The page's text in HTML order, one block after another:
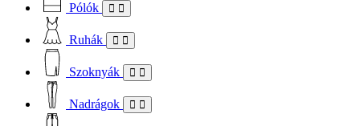
Pólók
Ruhák
Szoknyák
Nadrágok